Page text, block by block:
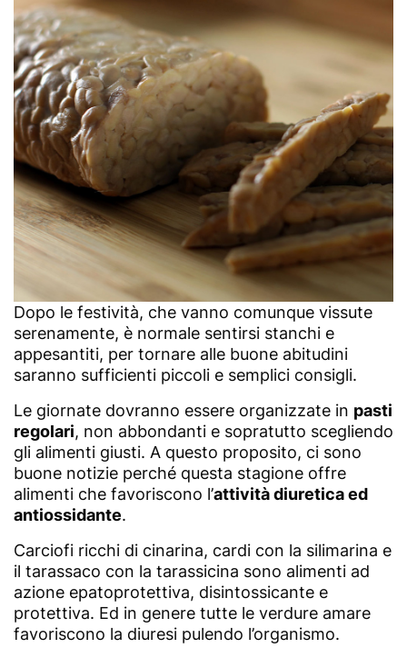
Dopo le festività, che vanno comunque vissute
serenamente, è normale sentirsi stanchi e
appesantiti, per tornare alle buone abitudini
saranno sufficienti piccoli e semplici consigli.
Le giornate dovranno essere organizzate in pasti
regolari, non abbondanti e sopratutto scegliendo
gli alimenti giusti. A questo proposito, ci sono
buone notizie perché questa stagione offre
alimenti che favoriscono l’attività diuretica ed
antiossidante.
Carciofi ricchi di cinarina, cardi con la silimarina e
il tarassaco con la tarassicina sono alimenti ad
azione epatoprotettiva, disintossicante e
protettiva. Ed in genere tutte le verdure amare
favoriscono la diuresi pulendo l’organismo.